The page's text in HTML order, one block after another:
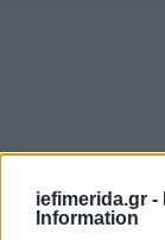
iefimerida.gr -
Information